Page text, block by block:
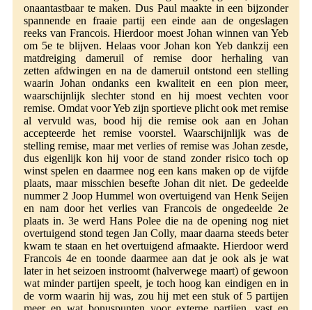
onaantastbaar te maken. Dus Paul maakte in een bijzonder
spannende en fraaie partij een einde aan de ongeslagen
reeks van Francois. Hierdoor moest Johan winnen van Yeb
om 5e te blijven. Helaas voor Johan kon Yeb dankzij een
matdreiging dameruil of remise door herhaling van
zetten afdwingen en na de dameruil ontstond een stelling
waarin Johan ondanks een kwaliteit en een pion meer,
waarschijnlijk slechter stond en hij moest vechten voor
remise. Omdat voor Yeb zijn sportieve plicht ook met remise
al vervuld was, bood hij die remise ook aan en Johan
accepteerde het remise voorstel. Waarschijnlijk was de
stelling remise, maar met verlies of remise was Johan zesde,
dus eigenlijk kon hij voor de stand zonder risico toch op
winst spelen en daarmee nog een kans maken op de vijfde
plaats, maar misschien besefte Johan dit niet. De gedeelde
nummer 2 Joop Hummel won overtuigend van Henk Seijen
en nam door het verlies van Francois de ongedeelde 2e
plaats in. 3e werd Hans Polee die na de opening nog niet
overtuigend stond tegen Jan Colly, maar daarna steeds beter
kwam te staan en het overtuigend afmaakte. Hierdoor werd
Francois 4e en toonde daarmee aan dat je ook als je wat
later in het seizoen instroomt (halverwege maart) of gewoon
wat minder partijen speelt, je toch hoog kan eindigen en in
de vorm waarin hij was, zou hij met een stuk of 5 partijen